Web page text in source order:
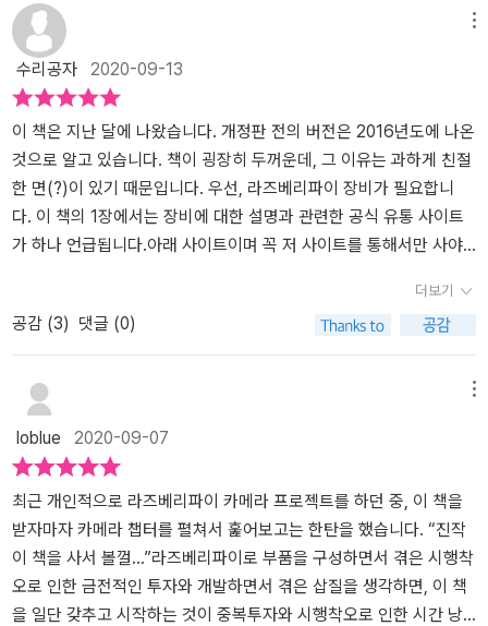
수리공자 2020-09-13
이 책은 지난 달에 나왔습니다. 개정판 전의 버전은 2016년도에 나온
것으로 알고 있습니다. 책이 굉장히 두꺼운데, 그 이유는 과하게 친절
한 면(?)이 있기 때문입니다. 우선, 라즈베리파이 장비가 필요합니
다. 이 책의 1장에서는 장비에 대한 설명과 관련한 공식 유통 사이트
가 하나 언급됩니다.아래 사이트이며 꼭 저 사이트를 통해서만 사야
사이트를 찾아서 구매하면 될 것 같습니다. bit.ly/3mb93xk적당한
패키지를 하나 구매하시고, 진행하려는 프로젝트에 맞게 장비를 조금
씩 구입해나가는 형태로 라즈베리파이를 해보시면 좋습니다. 이 책에
서는 다양한 라즈베리파이 프로젝트를 실습합니다. 코드 상의 어려
움? 보다는 일단 장비 구입하는데의 어려움이 좀 따를 것 처럼 보이네
요. 2~5장까지는 리눅스,파이썬 프로그래밍, 웹 서버 구현(플라스
크), GUI 프로그래밍(PYqt) 등을 설명합니다.저 챕터들을 설명하고
는 있지만 최소한 파이썬과 리눅스는 별도로 공부하고 사용한 경험이
있어야 하다고 봅니다. 정말 저 부분도 모르는 제로베이스라면, 이 책
의 실습을 따라하기가 무진장 어려울 수 있습니다.그리고 6장부터가
본격적인 라즈베리파이를 이용한 실습이라고 할 수 있을 것 같네
요. 6장에서는 라즈베리 파이 모델을 연결하고 이를 제어하는 것을
더보기
공감 (3) 댓글 (0)
loblue 2020-09-07
최근 개인적으로 라즈베리파이 카메라 프로젝트를 하던 중, 이 책을
받자마자 카메라 챕터를 펼쳐서 훑어보고는 한탄을 했습니다. “진작
이 책을 사서 볼껄…”라즈베리파이로 부품을 구성하면서 겪은 시행착
오로 인한 금전적인 투자와 개발하면서 겪은 삽질을 생각하면, 이 책
을 일단 갖추고 시작하는 것이 중복투자와 시행착오로 인한 시간 낭